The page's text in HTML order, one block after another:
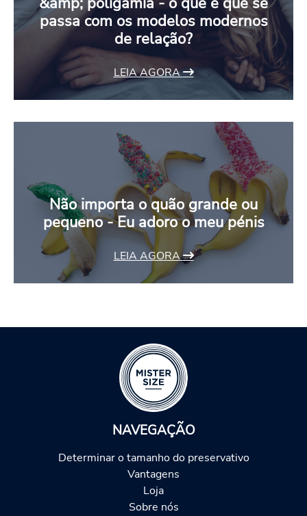
passa com os modelos modernos
de relação?
LEIA AGORA
Não importa o quão grande ou
pequeno - Eu adoro o meu pénis
LEIA AGORA
NAVEGAÇÃO
Determinar o tamanho do preservativo
Vantagens
Loja
Sobre nós